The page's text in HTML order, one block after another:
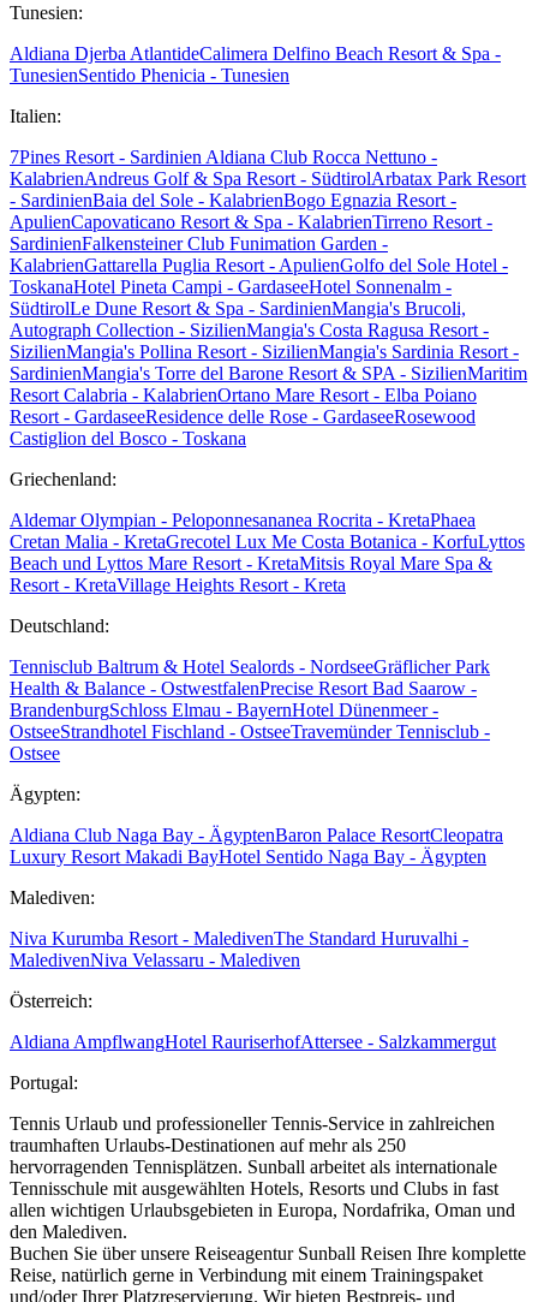
Tunesien:
Aldiana Djerba AtlantideCalimera Delfino Beach Resort & Spa -
TunesienSentido Phenicia - Tunesien
Italien:
7Pines Resort - SardinienAldiana Club Rocca Nettuno -
KalabrienAndreus Golf & Spa Resort - SüdtirolArbatax Park Resort
- SardinienBaia del Sole - KalabrienBogo Egnazia Resort -
ApulienCapovaticano Resort & Spa - KalabrienTirreno Resort -
SardinienFalkensteiner Club Funimation Garden -
KalabrienGattarella Puglia Resort - ApulienGolfo del Sole Hotel -
ToskanaHotel Pineta Campi - GardaseeHotel Sonnenalm -
SüdtirolLe Dune Resort & Spa - SardinienMangia's Brucoli,
Autograph Collection - SizilienMangia's Costa Ragusa Resort -
SizilienMangia's Pollina Resort - SizilienMangia's Sardinia Resort -
SardinienMangia's Torre del Barone Resort & SPA - SizilienMaritim
Resort Calabria - KalabrienOrtano Mare Resort - Elba Poiano
Resort - GardaseeResidence delle Rose - GardaseeRosewood
Castiglion del Bosco - Toskana
Griechenland:
Aldemar Olympian - Peloponnesananea Rocrita - KretaPhaea
Cretan Malia - KretaGrecotel Lux Me Costa Botanica - KorfuLyttos
Beach und Lyttos Mare Resort - KretaMitsis Royal Mare Spa &
Resort - KretaVillage Heights Resort - Kreta
Deutschland:
Tennisclub Baltrum & Hotel Sealords - NordseeGräflicher Park
Health & Balance - OstwestfalenPrecise Resort Bad Saarow -
BrandenburgSchloss Elmau - BayernHotel Dünenmeer -
OstseeStrandhotel Fischland - OstseeTravemünder Tennisclub -
Ostsee
Ägypten:
Aldiana Club Naga Bay - ÄgyptenBaron Palace ResortCleopatra
Luxury Resort Makadi BayHotel Sentido Naga Bay - Ägypten
Malediven:
Niva Kurumba Resort - MaledivenThe Standard Huruvalhi -
MaledivenNiva Velassaru - Malediven
Österreich:
Aldiana AmpflwangHotel RauriserhofAttersee - Salzkammergut
Portugal:
Tennis Urlaub und professioneller Tennis-Service in zahlreichen
traumhaften Urlaubs-Destinationen auf mehr als 250
hervorragenden Tennisplätzen. Sunball arbeitet als internationale
Tennisschule mit ausgewählten Hotels, Resorts und Clubs in fast
allen wichtigen Urlaubsgebieten in Europa, Nordafrika, Oman und
den Malediven.
Buchen Sie über unsere Reiseagentur Sunball Reisen Ihre komplette
Reise, natürlich gerne in Verbindung mit einem Trainingspaket
und/oder Ihrer Platzreservierung. Wir bieten Bestpreis- und